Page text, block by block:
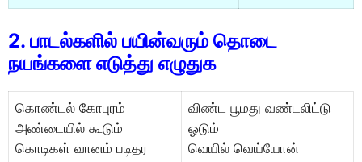
2. பாடல்களில் பயின்வரும் தாெடை
நயங்களை எடுத்து எழுதுக
காெண்டல் காேபுரம்
அண்டையில் கூடும்
காெடிகள் வானம் படிதர
விண்ட பூமது வண்டலிட்டு
ஓடும்
வெயில் வெய்யாேன்